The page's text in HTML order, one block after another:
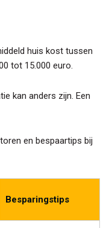
huis kost tussen
tot 15.000 euro.
kan anders zijn. Een
en bespaartips bij
Besparingstips